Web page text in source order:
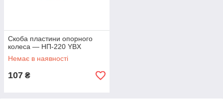
Скоба пластини опорного
колеса — НП-220 YBX
Немає в наявності
107 ₴